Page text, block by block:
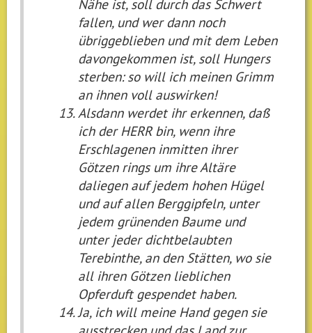
Nähe ist, soll durch das Schwert
fallen, und wer dann noch
übriggeblieben und mit dem Leben
davongekommen ist, soll Hungers
sterben: so will ich meinen Grimm
an ihnen voll auswirken!
Alsdann werdet ihr erkennen, daß
ich der HERR bin, wenn ihre
Erschlagenen inmitten ihrer
Götzen rings um ihre Altäre
daliegen auf jedem hohen Hügel
und auf allen Berggipfeln, unter
jedem grünenden Baume und
unter jeder dichtbelaubten
Terebinthe, an den Stätten, wo sie
all ihren Götzen lieblichen
Opferduft gespendet haben.
Ja, ich will meine Hand gegen sie